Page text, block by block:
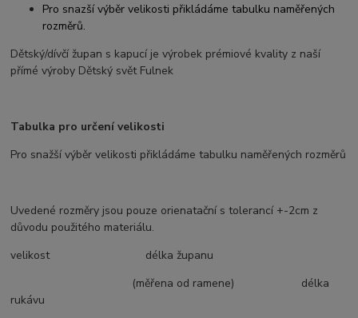
Pro snazší výběr velikosti přikládáme tabulku naměřených
rozměrů.
Dětský/dívčí župan s kapucí je výrobek prémiové kvality z naší
přímé výroby Dětský svět Fulnek
Tabulka pro určení velikosti
Pro snažší výběr velikosti přikládáme tabulku naměřených rozměrů
Uvedené rozměry jsou pouze orienatační s tolerancí +-2cm z
důvodu použitého materiálu.
velikost délka županu
(měřena od ramene) délka
rukávu